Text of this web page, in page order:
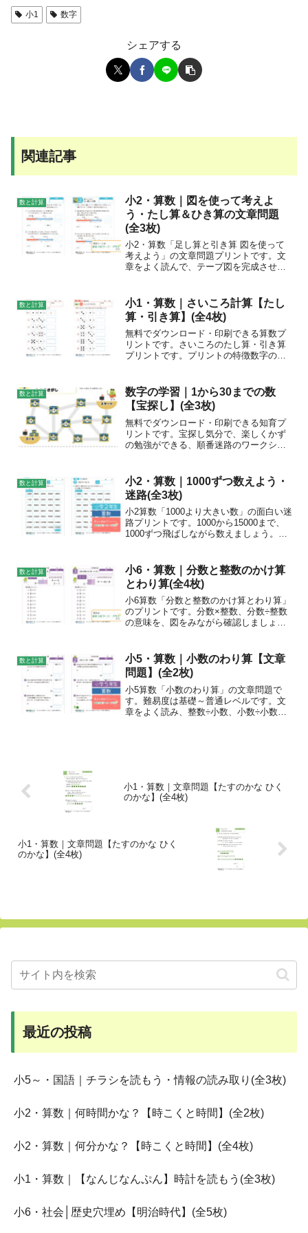
小1 数字
シェアする
関連記事
数と計算
小2・算数｜図を使って考えよ
う・たし算＆ひき算の文章問題
(全3枚)
小2・算数「足し算と引き算 図を使って
考えよう」の文章問題プリントです。文
章をよく読んで、テープ図を完成させ、
数と計算
小1・算数｜さいころ計算【たし
算・引き算】(全4枚)
無料でダウンロード・印刷できる算数プ
リントです。さいころのたし算・引き算
プリントです。プリントの特徴数字の学
算、6より小さい数の引き算を練習しまし
ょう。さいころの目の...
数と計算
数字の学習｜1から30までの数
【宝探し】(全3枚)
無料でダウンロード・印刷できる知育プ
リントです。宝探し気分で、楽しくかず
の勉強ができる、順番迷路のワークシー
ミーの通り道があるので難易度は少し高
めですが、迷路として...
数と計算
小2・算数｜1000ずつ数えよう・
迷路(全3枚)
小2算数「1000より大きい数」の面白い迷
路プリントです。1000から15000まで、
1000ずつ飛ばしながら数えましょう。ゴ
数と計算
小6・算数｜分数と整数のかけ算
とわり算(全4枚)
小6算数「分数と整数のかけ算とわり算」
のプリントです。分数×整数、分数÷整数
の意味を、図をみながら確認しましょ
数と計算
小5・算数｜小数のわり算【文章
問題】(全2枚)
小5算数「小数のわり算」の文章問題で
す。難易度は基礎～普通レベルです。文
章をよく読み、整数÷小数、小数÷小数の
小1・算数｜文章問題【たすのかな ひく
のかな】(全4枚)
小1・算数｜文章問題【たすのかな ひく
のかな】(全4枚)
最近の投稿
小5～・国語｜チラシを読もう・情報の読み取り(全3枚)
小2・算数｜何時間かな？【時こくと時間】(全2枚)
小2・算数｜何分かな？【時こくと時間】(全4枚)
小1・算数｜【なんじなんぷん】時計を読もう(全3枚)
小6・社会│歴史穴埋め【明治時代】(全5枚)